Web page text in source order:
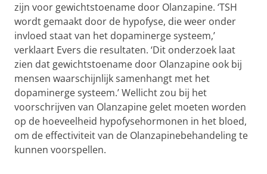
zijn voor gewichtstoename door Olanzapine. ‘TSH
wordt gemaakt door de hypofyse, die weer onder
invloed staat van het dopaminerge systeem,’
verklaart Evers die resultaten. ‘Dit onderzoek laat
zien dat gewichtstoename door Olanzapine ook bij
mensen waarschijnlijk samenhangt met het
dopaminerge systeem.’ Wellicht zou bij het
voorschrijven van Olanzapine gelet moeten worden
op de hoeveelheid hypofysehormonen in het bloed,
om de effectiviteit van de Olanzapinebehandeling te
kunnen voorspellen.